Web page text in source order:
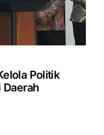
Politik
Daerah